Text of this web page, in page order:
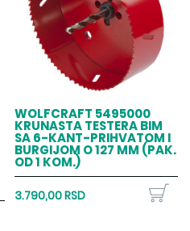
WOLFCRAFT 5495000
KRUNASTA TESTERA BIM
SA 6-KANT-PRIHVATOM I
BURGIJOM O 127 MM (PAK.
OD 1 KOM.)
3.790,00 RSD